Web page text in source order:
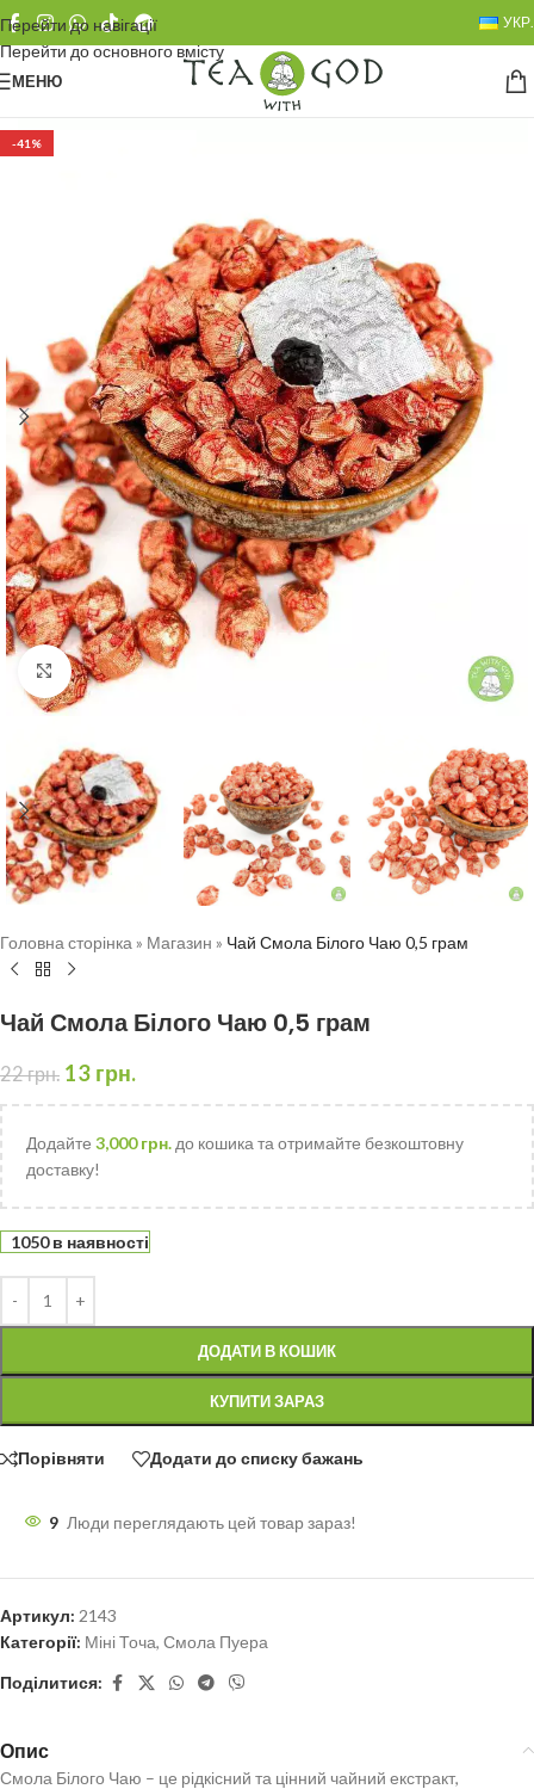
Перейти до навігації
Перейти до основного вмісту
УКР.
МЕНЮ
-41%
Натисніть, щоб збільшити
Головна сторінка » Магазин » Чай Смола Білого Чаю 0,5 грам
Чай Смола Білого Чаю 0,5 грам
22грн. 13 грн.
Додайте 3,000грн. до кошика та отримайте безкоштовну
доставку!
1050 в наявності
ДОДАТИ В КОШИК
КУПИТИ ЗАРАЗ
Порівняти Додати до списку бажань
9 Люди переглядають цей товар зараз!
Артикул: 2143
Категорії: Міні Точа, Смола Пуера
Поділитися:
Опис
Смола Білого Чаю – це рідкісний та цінний чайний екстракт,